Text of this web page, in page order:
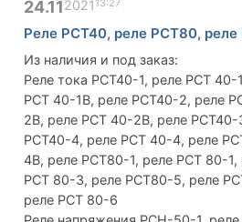
24.112021 13:27
Реле РСТ40, реле РСТ80,
Из наличия и под заказ:
Реле тока РСТ40-1, реле РСТ 40-
РСТ 40-1В, реле РСТ40-2, реле
2В, реле РСТ 40-2В, реле
РСТ40-4, реле РСТ 40-4, реле
4В, реле РСТ80-1, реле РСТ 80-
РСТ 80-3, реле РСТ80-5, реле
реле РСТ 80-6